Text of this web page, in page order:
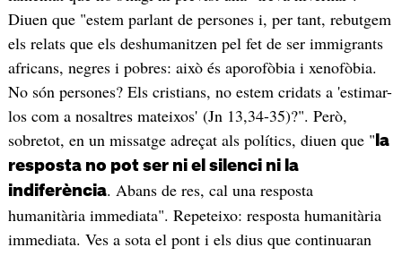
Diuen que "estem parlant de persones i, per tant, rebutgem
els relats que els deshumanitzen pel fet de ser immigrants
africans, negres i pobres: això és aporofòbia i xenofòbia.
No són persones? Els cristians, no estem cridats a 'estimar-
los com a nosaltres mateixos' (Jn 13,34-35)?". Però,
sobretot, en un missatge adreçat als polítics, diuen que " la
resposta no pot ser ni el silenci ni la
indiferència. Abans de res, cal una resposta
humanitària immediata". Repeteixo: resposta humanitària
immediata. Ves a sota el pont i els dius que continuaran